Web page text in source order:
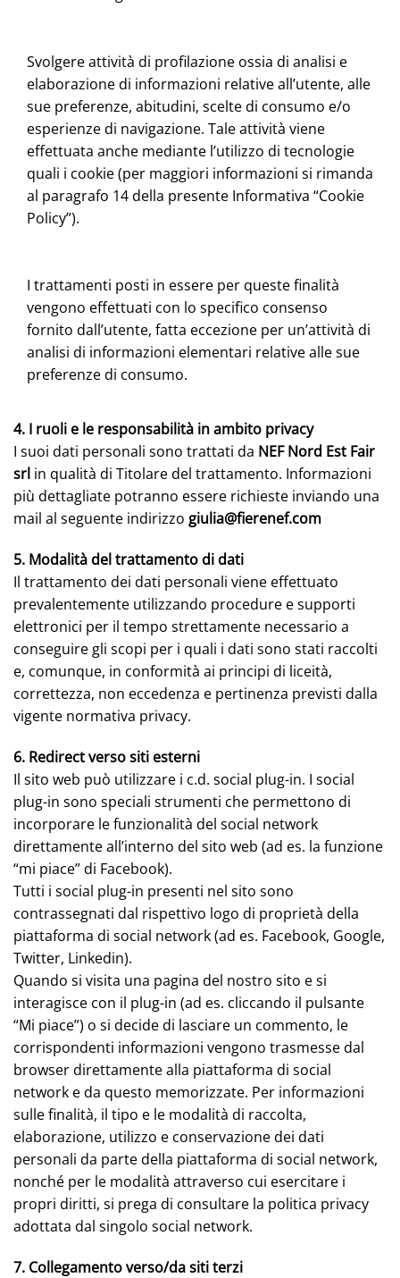
Svolgere attività di profilazione ossia di analisi e
elaborazione di informazioni relative all’utente, alle
sue preferenze, abitudini, scelte di consumo e/o
esperienze di navigazione. Tale attività viene
effettuata anche mediante l’utilizzo di tecnologie
quali i cookie (per maggiori informazioni si rimanda
al paragrafo 14 della presente Informativa “Cookie
Policy”).
I trattamenti posti in essere per queste finalità
vengono effettuati con lo specifico consenso
fornito dall’utente, fatta eccezione per un’attività di
analisi di informazioni elementari relative alle sue
preferenze di consumo.
4. I ruoli e le responsabilità in ambito privacy
I suoi dati personali sono trattati da NEF Nord Est Fair
srl in qualità di Titolare del trattamento. Informazioni
più dettagliate potranno essere richieste inviando una
mail al seguente indirizzo giulia@fierenef.com
5. Modalità del trattamento di dati
Il trattamento dei dati personali viene effettuato
prevalentemente utilizzando procedure e supporti
elettronici per il tempo strettamente necessario a
conseguire gli scopi per i quali i dati sono stati raccolti
e, comunque, in conformità ai principi di liceità,
correttezza, non eccedenza e pertinenza previsti dalla
vigente normativa privacy.
6. Redirect verso siti esterni
Il sito web può utilizzare i c.d. social plug-in. I social
plug-in sono speciali strumenti che permettono di
incorporare le funzionalità del social network
direttamente all’interno del sito web (ad es. la funzione
“mi piace” di Facebook).
Tutti i social plug-in presenti nel sito sono
contrassegnati dal rispettivo logo di proprietà della
piattaforma di social network (ad es. Facebook, Google,
Twitter, Linkedin).
Quando si visita una pagina del nostro sito e si
interagisce con il plug-in (ad es. cliccando il pulsante
“Mi piace”) o si decide di lasciare un commento, le
corrispondenti informazioni vengono trasmesse dal
browser direttamente alla piattaforma di social
network e da questo memorizzate. Per informazioni
sulle finalità, il tipo e le modalità di raccolta,
elaborazione, utilizzo e conservazione dei dati
personali da parte della piattaforma di social network,
nonché per le modalità attraverso cui esercitare i
propri diritti, si prega di consultare la politica privacy
adottata dal singolo social network.
7. Collegamento verso/da siti terzi